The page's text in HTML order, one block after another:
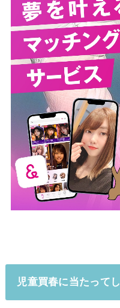
児童買春に当たって